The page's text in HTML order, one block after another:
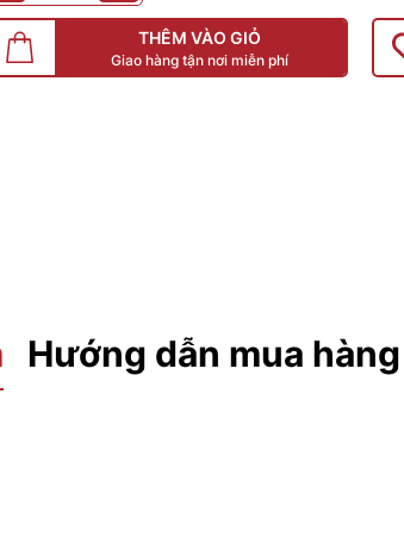
THÊM VÀO GIỎ
Giao hàng tận nơi miễn phí
Hướng dẫn mua hàng